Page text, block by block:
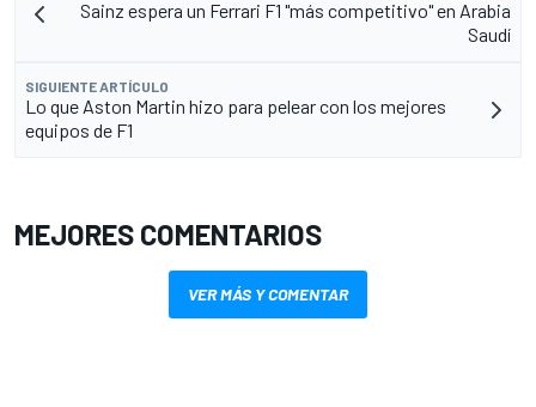
Sainz espera un Ferrari F1 "más competitivo" en Arabia
Saudí
SIGUIENTE ARTÍCULO
Lo que Aston Martin hizo para pelear con los mejores
equipos de F1
MEJORES COMENTARIOS
VER MÁS Y COMENTAR